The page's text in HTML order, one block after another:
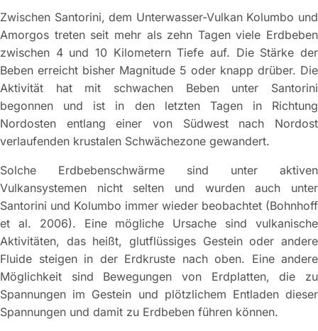
Zwischen Santorini, dem Unterwasser-Vulkan Kolumbo und
Amorgos treten seit mehr als zehn Tagen viele Erdbeben
zwischen 4 und 10 Kilometern Tiefe auf. Die Stärke der
Beben erreicht bisher Magnitude 5 oder knapp drüber. Die
Aktivität hat mit schwachen Beben unter Santorini
begonnen und ist in den letzten Tagen in Richtung
Nordosten entlang einer von Südwest nach Nordost
verlaufenden krustalen Schwächezone gewandert.
Solche Erdbebenschwärme sind unter aktiven
Vulkansystemen nicht selten und wurden auch unter
Santorini und Kolumbo immer wieder beobachtet (Bohnhoff
et al. 2006). Eine mögliche Ursache sind vulkanische
Aktivitäten, das heißt, glutflüssiges Gestein oder andere
Fluide steigen in der Erdkruste nach oben. Eine andere
Möglichkeit sind Bewegungen von Erdplatten, die zu
Spannungen im Gestein und plötzlichem Entladen dieser
Spannungen und damit zu Erdbeben führen können.